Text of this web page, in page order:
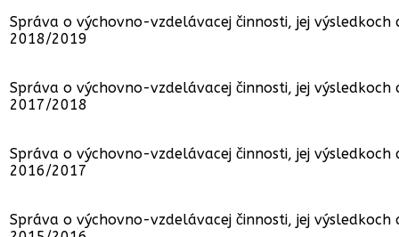
Správa o výchovno-vzdelávacej činnosti, jej
2018/2019
Správa o výchovno-vzdelávacej činnosti, jej
2017/2018
Správa o výchovno-vzdelávacej činnosti, jej
2016/2017
Správa o výchovno-vzdelávacej činnosti, jej